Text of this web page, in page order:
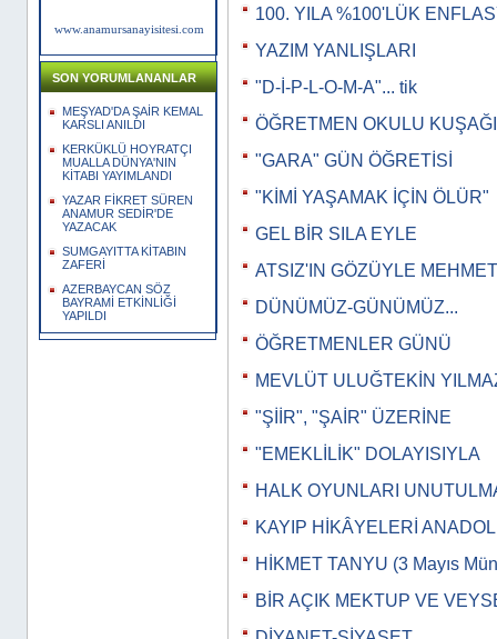
www.anamursanayisitesi.com
SON YORUMLANANLAR
MEŞYAD'DA ŞAİR KEMAL
KARSLI ANILDI
KERKÜKLÜ HOYRATÇI
MUALLA DÜNYA'NIN
KİTABI YAYIMLANDI
YAZAR FİKRET SÜREN
ANAMUR SEDİR'DE
YAZACAK
SUMGAYITTA KİTABIN
ZAFERİ
AZERBAYCAN SÖZ
BAYRAMİ ETKİNLİĞİ
YAPILDI
100. YILA %100'LÜK
YAZIM YANLIŞLARI
"D-İ-P-L-O-M-A"... tik
ÖĞRETMEN OKULU KUŞAĞI
"GARA" GÜN ÖĞRETİSİ
"KİMİ YAŞAMAK İÇİN ÖLÜR"
GEL BİR SILA EYLE
ATSIZ'IN GÖZÜYLE
DÜNÜMÜZ-GÜNÜMÜZ...
ÖĞRETMENLER GÜNÜ
MEVLÜT ULUĞTEKİN
"ŞİİR", "ŞAİR" ÜZERİNE
"EMEKLİLİK" DOLAYISIYLA
HALK OYUNLARI
KAYIP HİKÂYELERİ
HİKMET TANYU (3 Mayıs
BİR AÇIK MEKTUP VE